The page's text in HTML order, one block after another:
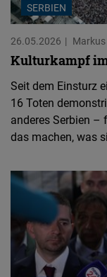
SERBIEN
26.05.2026
Kulturkampf
Seit dem Einsturz
16 Toten
anderes Serbien –
das machen, was